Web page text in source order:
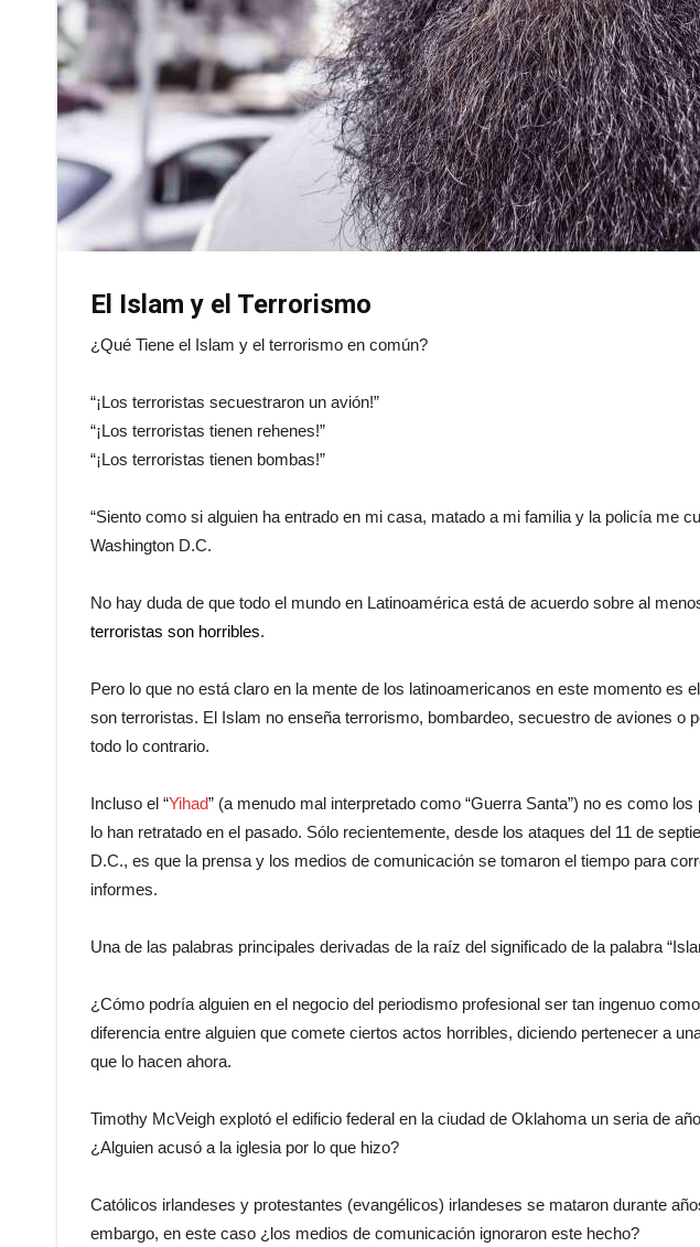
El Islam y el Terrorismo
¿Qué Tiene el Islam y el terrorismo en común?
“¡Los terroristas secuestraron un avión!”
“¡Los terroristas tienen rehenes!”
“¡Los terroristas tienen bombas!”
“Siento como si alguien ha entrado en mi casa, matado a mi familia y la policía me
Washington D.C.
No hay duda de que todo el mundo en Latinoamérica está de acuerdo sobre al
terroristas son horribles.
Pero lo que no está claro en la mente de los latinoamericanos en este momento es
son terroristas. El Islam no enseña terrorismo, bombardeo, secuestro de aviones o
todo lo contrario.
Incluso el “Yihad” (a menudo mal interpretado como “Guerra Santa”) no es como
lo han retratado en el pasado. Sólo recientemente, desde los ataques del 11 de
D.C., es que la prensa y los medios de comunicación se tomaron el tiempo para
informes.
Una de las palabras principales derivadas de la raíz del significado de la palabra
¿Cómo podría alguien en el negocio del periodismo profesional ser tan ingenuo
diferencia entre alguien que comete ciertos actos horribles, diciendo pertenecer a
que lo hacen ahora.
Timothy McVeigh explotó el edificio federal en la ciudad de Oklahoma un seria de
¿Alguien acusó a la iglesia por lo que hizo?
Católicos irlandeses y protestantes (evangélicos) irlandeses se mataron durante
embargo, en este caso ¿los medios de comunicación ignoraron este hecho?